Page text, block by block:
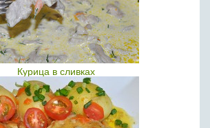
Курица в сливках